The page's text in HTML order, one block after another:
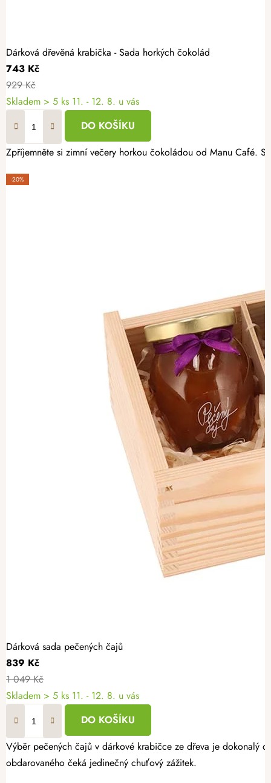
Dárková dřevěná krabička - Sada horkých čokolád
743 Kč
929 Kč
Skladem > 5 ks 11. - 12. 8. u vás
DO KOŠÍKU
Zpříjemněte si zimní večery horkou čokoládou od Manu Café.
-20%
Dárková sada pečených čajů
839 Kč
1 049 Kč
Skladem > 5 ks 11. - 12. 8. u vás
DO KOŠÍKU
Výběr pečených čajů v dárkové krabičce ze dřeva je dokonalý
obdarovaného čeká jedinečný chuťový zážitek.